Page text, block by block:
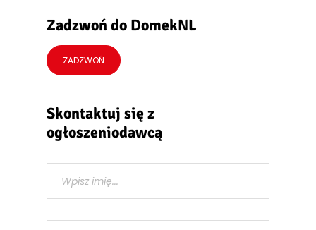
Zadzwoń do DomekNL
ZADZWOŃ
Skontaktuj się z
ogłoszeniodawcą